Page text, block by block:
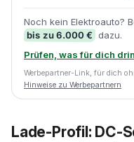
Noch kein Elektroauto?
bis zu 6.000 € dazu.
Prüfen, was für dich
Werbepartner-Link, für dich
Hinweise zu Werbepartnern
Lade-Profil: DC-